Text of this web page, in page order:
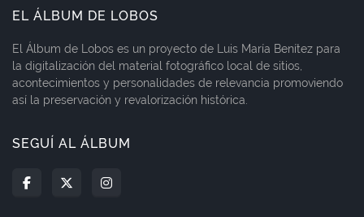
EL ÁLBUM DE LOBOS
El Álbum de Lobos es un proyecto de Luis María Benítez para
la digitalización del material fotográfico local de sitios,
acontecimientos y personalidades de relevancia promoviendo
así la preservación y revalorización histórica.
SEGUÍ AL ÁLBUM